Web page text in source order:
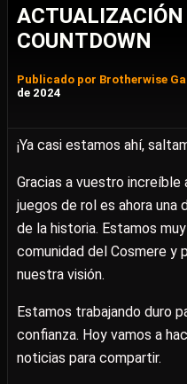
COUNTDOWN
Publicado por Brotherwise
de 2024
¡Ya casi estamos ahí,
Gracias a vuestro
juegos de rol es ahora una
de la historia. Estamos
comunidad del Cosmere y
nuestra visión.
Estamos trabajando duro
confianza. Hoy vamos a
noticias para compartir.